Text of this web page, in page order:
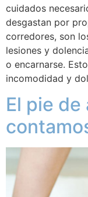
cuidados
desgastan por
corredores, son
lesiones y
o encarnarse.
incomodidad y
El pie